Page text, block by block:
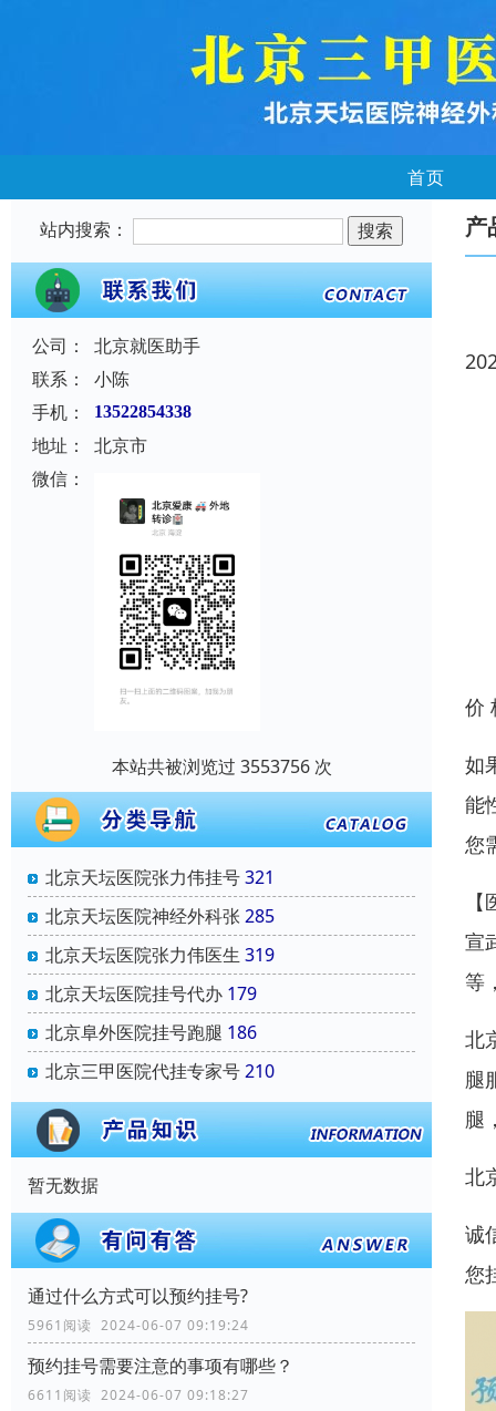
首页
站内搜索：
公司：
北京就医助手
联系：
小陈
手机：
13522854338
地址：
北京市
微信：
本站共被浏览过 3553756 次
北京天坛医院张力伟挂号321
北京天坛医院神经外科张 285
北京天坛医院张力伟医生 319
北京天坛医院挂号代办 179
北京阜外医院挂号跑腿 186
北京三甲医院代挂专家号210
暂无数据
通过什么方式可以预约挂号?
5961阅读 2024-06-07 09:19:24
预约挂号需要注意的事项有哪些？
6611阅读 2024-06-07 09:18:27
产
价
如
能
您
宣
等
北
腿
腿
北
诚
您